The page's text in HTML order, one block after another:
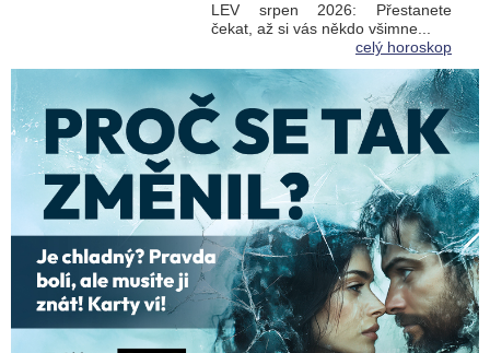
LEV srpen 2026: Přestanete
čekat, až si vás někdo všimne...
celý horoskop